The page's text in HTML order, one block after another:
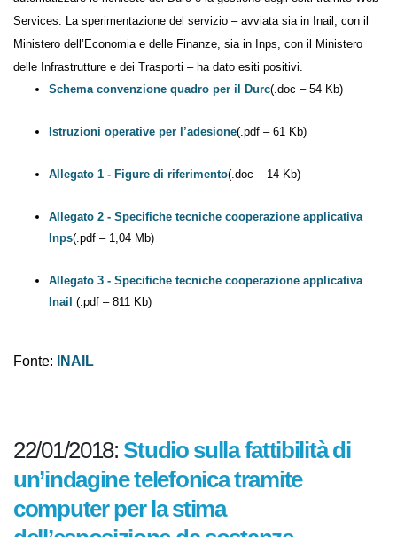
scopo, sono stati sviluppati due diversi applicativi che consentono di
automatizzare le richieste dei Durc e la gestione degli esiti tramite Web
Services. La sperimentazione del servizio – avviata sia in Inail, con il
Ministero dell’Economia e delle Finanze, sia in Inps, con il Ministero
Schema convenzione quadro per il Durc(.doc – 54 Kb)
Istruzioni operative per l’adesione(.pdf – 61 Kb)
Allegato 1 - Figure di riferimento(.doc – 14 Kb)
Inps(.pdf – 1,04 Mb)
22/01/2018:Studio sulla fattibilità di
un’indagine telefonica tramite